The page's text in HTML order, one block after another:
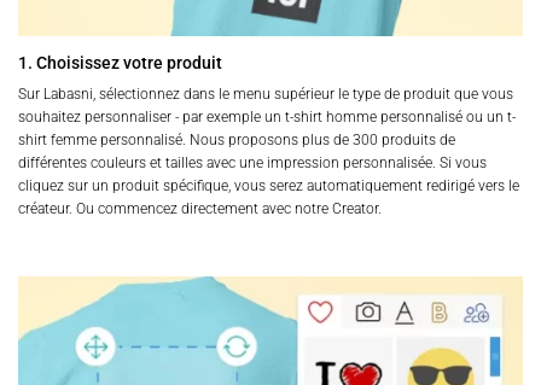
1. Choisissez votre produit
Sur Labasni, sélectionnez dans le menu supérieur le type de produit que vous
souhaitez personnaliser - par exemple un t-shirt homme personnalisé ou un t-
shirt femme personnalisé. Nous proposons plus de 300 produits de
différentes couleurs et tailles avec une impression personnalisée. Si vous
cliquez sur un produit spécifique, vous serez automatiquement redirigé vers le
créateur. Ou commencez directement avec notre Creator.